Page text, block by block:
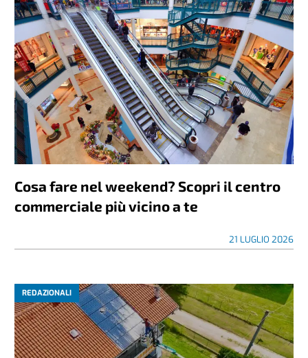
Cosa fare nel weekend? Scopri il centro
commerciale più vicino a te
21 LUGLIO 2026
REDAZIONALI